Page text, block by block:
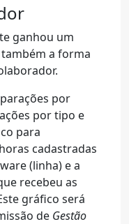
ganhou um
a forma
por
por tipo e
para
cadastradas
(linha) e a
recebeu as
gráfico será
de Gestão